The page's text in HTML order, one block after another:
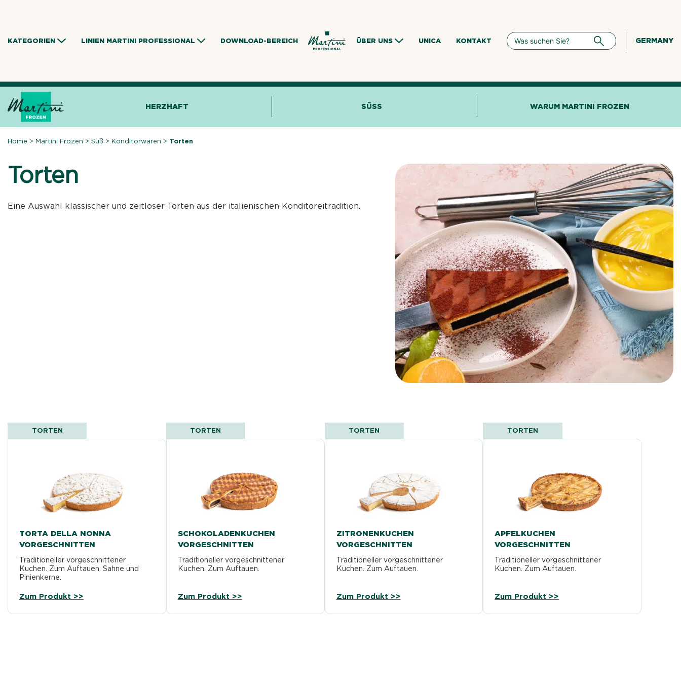
KATEGORIEN LINIEN MARTINI PROFESSIONAL DOWNLOAD-BEREICH ÜBER UNS UNICA KONTAKT GERMANY
HERZHAFT SÜSS WARUM MARTINI FROZEN
Home >Martini Frozen >Süß >Konditorwaren > Torten
Torten
Eine Auswahl klassischer und zeitloser Torten aus der italienischen Konditoreitradition.
TORTEN
TORTA DELLA NONNA
VORGESCHNITTEN
Traditioneller vorgeschnittener
Kuchen. Zum Auftauen. Sahne und
Pinienkerne.
Zum Produkt >>
TORTEN
SCHOKOLADENKUCHEN
VORGESCHNITTEN
Traditioneller vorgeschnittener
Kuchen. Zum Auftauen.
Zum Produkt >>
TORTEN
ZITRONENKUCHEN
VORGESCHNITTEN
Traditioneller vorgeschnittener
Kuchen. Zum Auftauen.
Zum Produkt >>
TORTEN
APFELKUCHEN
VORGESCHNITTEN
Traditioneller vorgeschnittener
Kuchen. Zum Auftauen.
Zum Produkt >>